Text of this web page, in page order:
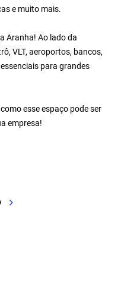
e muito mais.
Aranha! Ao lado da
VLT, aeroportos, bancos,
para grandes
esse espaço pode ser
empresa!